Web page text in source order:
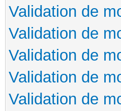
Validation de
Validation de
Validation de
Validation de
Validation de